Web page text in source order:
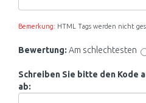
Bemerkung: HTML Tags werden nicht
Bewertung: Am schlechtesten
Schreiben Sie bitte den Kode
ab: